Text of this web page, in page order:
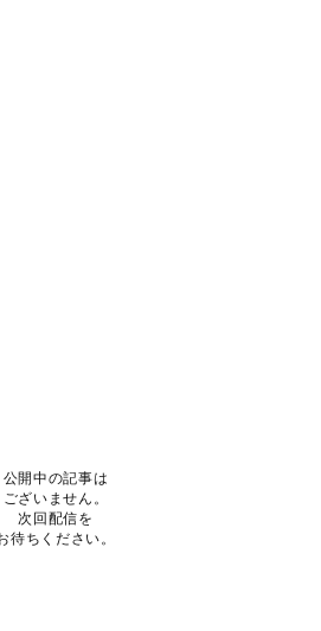
公開中の記事は
ございません。
次回配信を
待ちください。